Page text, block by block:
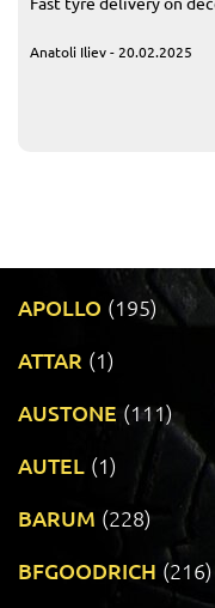
Anatoli Iliev - 20.02.2025
APOLLO (195)
ATTAR (1)
AUSTONE (111)
AUTEL (1)
BARUM (228)
BFGOODRICH (216)